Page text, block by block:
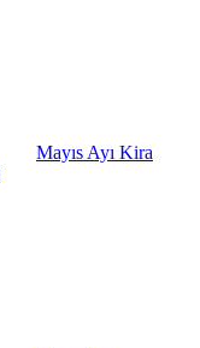
Mayıs Ayı Kira